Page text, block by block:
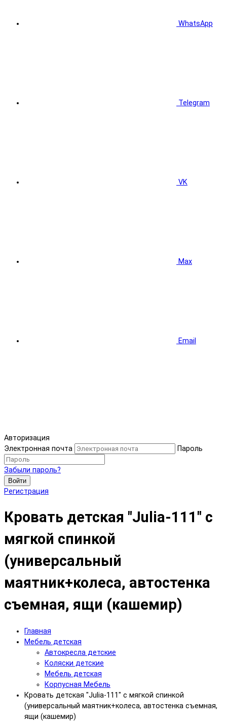
WhatsApp
Telegram
VK
Max
Email
Авторизация
Электронная почта
Пароль
Забыли пароль?
Войти
Регистрация
Кровать детская "Julia-111" с
мягкой спинкой
(универсальный
маятник+колеса, автостенка
съемная, ящи (кашемир)
Главная
Мебель детская
Автокресла детские
Коляски детские
Мебель детская
Корпусная Мебель
Кровать детская "Julia-111" с мягкой спинкой
(универсальный маятник+колеса, автостенка съемная,
ящи (кашемир)